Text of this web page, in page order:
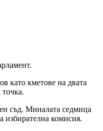
като кметове на двата
съд. Миналата седмица
избирателна комисия.